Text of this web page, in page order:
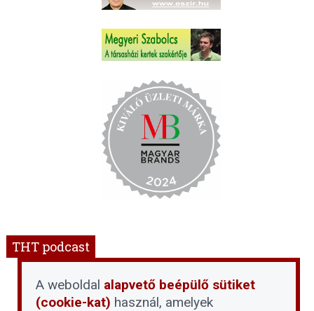
THT podcast
A weboldal alapvető beépülő sütiket
(cookie-kat) használ, amelyek